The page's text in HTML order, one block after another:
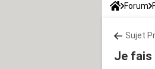
Forum
Sujet
Je fais